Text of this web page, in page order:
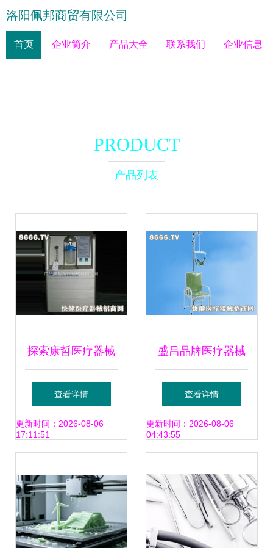
洛阳佩邦商贸有限公司
首页 企业简介 产品大全 联系我们 企业信息
PRODUCT
产品列表
探索康哲医疗器械
产品的加盟之道
查看详情
更新时间：2026-08-06
17:11:51
盛昌品牌医疗器械
产品 产品图片 加
盟店怎么样
查看详情
更新时间：2026-08-06
04:43:55